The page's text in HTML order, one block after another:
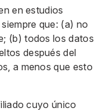
en estudios
que: (a) no
(b) todos los datos
después del
a menos que esto
cuyo único